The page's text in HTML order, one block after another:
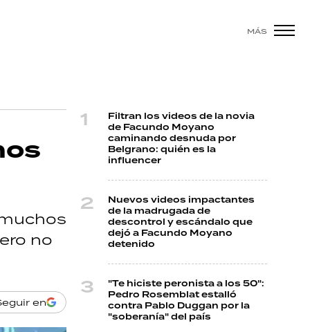
MÁS
no
en
Filtran los videos de la novia
de Facundo Moyano
caminando desnuda por
Belgrano: quién es la
influencer
Nuevos videos impactantes
de la madrugada de
descontrol y escándalo que
dejó a Facundo Moyano
detenido
"Te hiciste peronista a los 50":
Pedro Rosemblat estalló
contra Pablo Duggan por la
"soberanía" del país